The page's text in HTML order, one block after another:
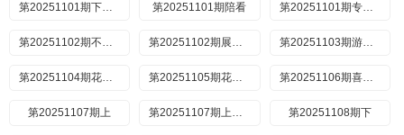
第20251101期下纯享 第20251101期陪看 第20251101期专门陪你看
第20251102期不好笑惩罚室 第20251102期展演版 第20251103期游戏时间
第20251104期花絮合集 第20251105期花絮合集 第20251106期喜人聚会
第20251107期上 第20251107期上纯享 第20251108期下